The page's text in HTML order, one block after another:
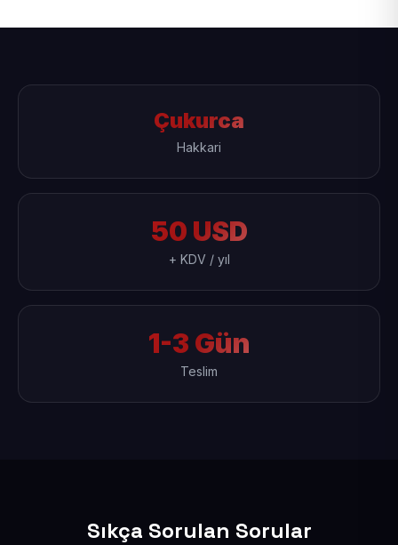
Çukurca
Hakkari
50 USD
+ KDV / yıl
1-3 Gün
Teslim
Sıkça Sorulan Sorular